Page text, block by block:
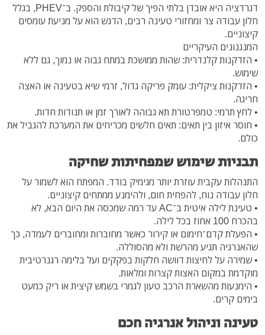
דגרדציה היא אובדן בלתי הפיך של קיבולת והספק. ב־PHEV, בגלל
חלון עבודה צר ומחזורי טעינה רבים, הדגש הוא על מניעת עומסים
קיצוניים.
המנגנונים העיקריים
• הזדקנות קלנדרית: שהות ממושכת במתח גבוה או נמוך, גם ללא
שימוש.
• הזדקנות ציקלית: עומק פריקה גדול, זרמי שיא בטעינה או האצה
חריגה.
• לחץ תרמי: טמפרטורת תא גבוהה לאורך זמן או תנודות חדות.
• חוסר איזון בין תאים: תאים חלשים מכריחים את המערכת להגביל את
כולם.
תבניות שימוש שמפחיתות שחיקה
התנהלות עקבית עוזרת יותר מגימיק בודד. המפתח הוא לשמור על
חלון עבודה נוח, להפחית חום, ולהימנע ממתחים קיצוניים.
• טעינת לילה איטית ב־AC עד רמה שמכסה את היום הבא, לא
בהכרח 100 אחוז בכל לילה.
• הפעלת קדם־חימום או קירור כאשר מחוברות ומחוברים לעמדה, כך
שהאנרגיה תגיע מהרשת ולא מהסוללה.
• שמירה על לחיצות דוושה חלקות בפקקים ועל בלימה רגנרטיבית
מוקדמת במקום האצות קצרות ומלאות.
• הימנעות מהשארת הרכב טעון לגמרי בשמש קיצית או ריק כמעט
בימים קרים.
טעינה וניהול אנרגיה חכם